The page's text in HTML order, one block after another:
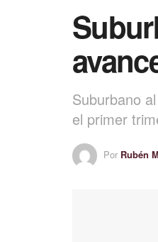
Suburbano
el primer
Por Rubén